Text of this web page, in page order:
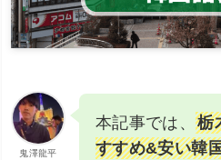
鬼澤龍平
本記事では、栃
すすめ&安い韓